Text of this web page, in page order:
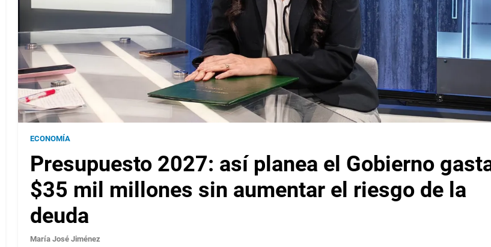
ECONOMÍA
Presupuesto 2027: así planea el Gobierno
$35 mil millones sin aumentar el riesgo de la
deuda
María José Jiménez